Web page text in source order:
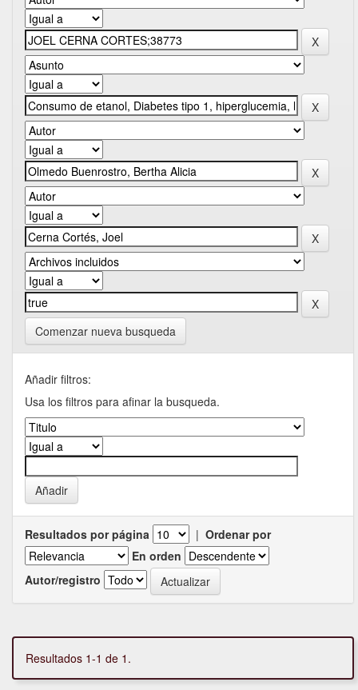
Comenzar nueva busqueda
Añadir filtros:
Usa los filtros para afinar la busqueda.
Resultados por página | Ordenar por
En orden
Autor/registro
Resultados 1-1 de 1.